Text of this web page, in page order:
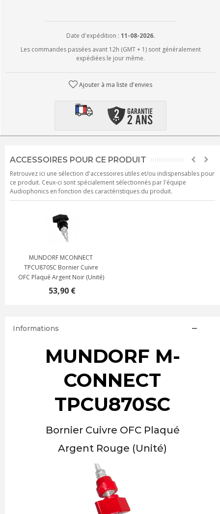
Date d'expédition : 11-08-2026.
Les commandes passées avant 12h (GMT + 1) sont généralement
expédiées le jour même.
Ajouter à ma liste d'envies
ACCESSOIRES POUR CE PRODUIT
Retrouvez ici une sélection d'accessoires utiles et/ou indispensables pour
ce produit. Ceux-ci sont spécialement sélectionnés par l'équipe
Audiophonics en fonction des caractéristiques du produit.
MUNDORF MCONNECT
TPCU870SC Bornier Cuivre
OFC Plaqué Argent Noir (Unité)
53,90 €
Informations
MUNDORF M-
CONNECT
TPCU870SC
Bornier Cuivre OFC Plaqué
Argent Rouge (Unité)